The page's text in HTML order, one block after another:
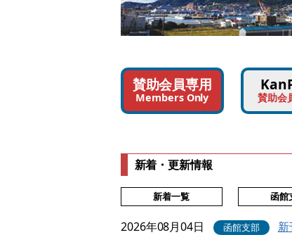
賛助会員専用
Members Only 賛助会
新着・更新情報
新着一覧 函館
2026年08月04日 函館支部